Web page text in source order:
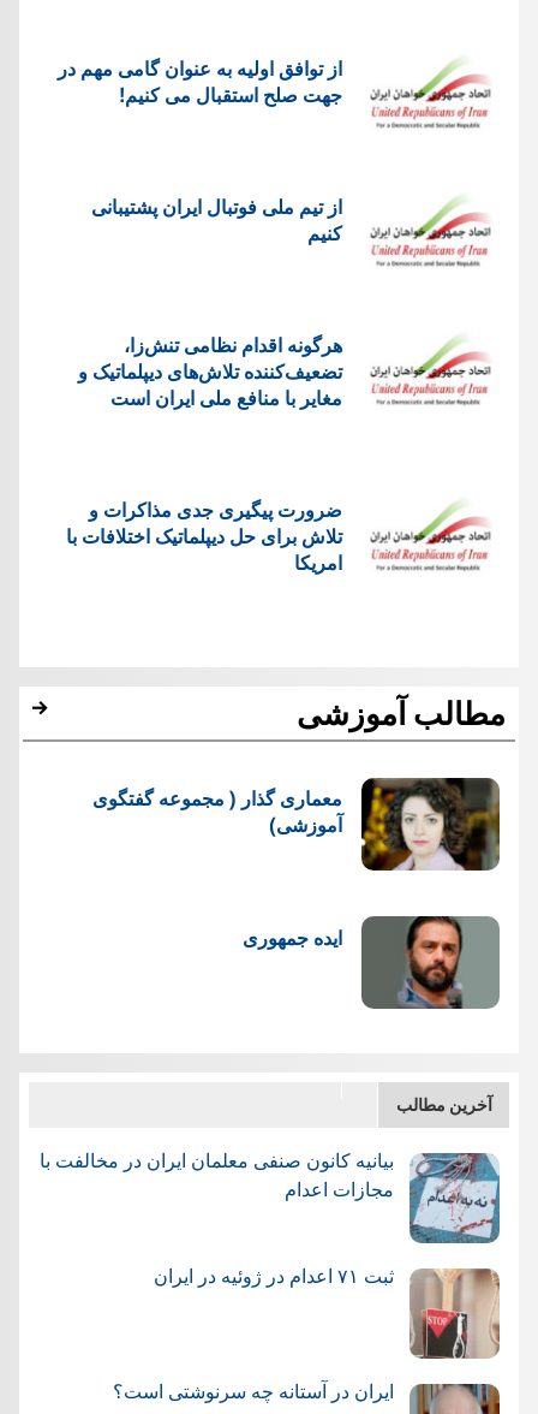
از توافق اولیه به عنوان گامی مهم در
جهت صلح استقبال می کنیم!
از تیم ملی فوتبال ایران پشتیبانی
کنیم
هرگونه اقدام نظامی تنش‌زا،
تضعیف‌کننده تلاش‌های دیپلماتیک و
مغایر با منافع ملی ایران است
ضرورت پیگیری جدی مذاکرات و
تلاش برای حل دیپلماتیک اختلافات با
امریکا
مطالب آموزشی
معماری گذار ( مجموعه گفتگوی
آموزشی)
ایده جمهوری
آخرین مطالب
بیانیه کانون صنفی معلمان ایران در مخالفت با
مجازات اعدام
ثبت ۷۱ اعدام در ژوئيه در ایران
ایران در آستانه چه سرنوشتی است؟